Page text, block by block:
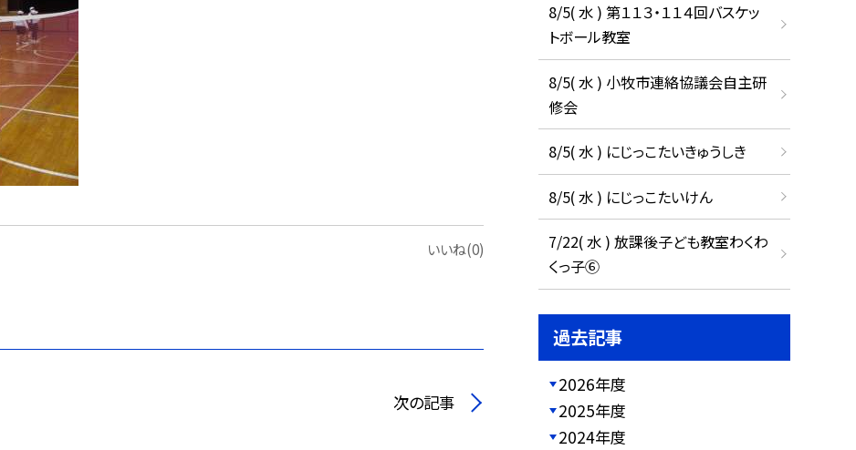
いいね(0)
次の記事
8/5( 水 ) 第１１３・１１４回バスケッ
トボール教室
8/5( 水 ) 小牧市連絡協議会自主研
修会
8/5( 水 ) にじっこたいきゅうしき
8/5( 水 ) にじっこたいけん
7/22( 水 ) 放課後子ども教室わくわ
くっ子⑥
過去記事
2026年度
2025年度
2024年度